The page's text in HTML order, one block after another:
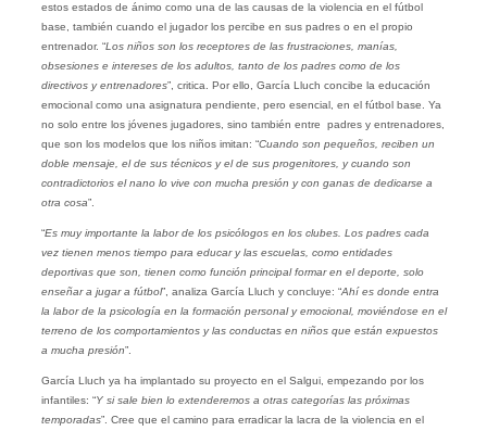
estos estados de ánimo como una de las causas de la violencia en el fútbol
base, también cuando el jugador los percibe en sus padres o en el propio
entrenador. “Los niños son los receptores de las frustraciones, manías,
obsesiones e intereses de los adultos, tanto de los padres como de los
directivos y entrenadores”, critica. Por ello, García Lluch concibe la educación
emocional como una asignatura pendiente, pero esencial, en el fútbol base. Ya
no solo entre los jóvenes jugadores, sino también entre padres y entrenadores,
que son los modelos que los niños imitan: “Cuando son pequeños, reciben un
doble mensaje, el de sus técnicos y el de sus progenitores, y cuando son
contradictorios el nano lo vive con mucha presión y con ganas de dedicarse a
otra cosa”.
“Es muy importante la labor de los psicólogos en los clubes. Los padres cada
vez tienen menos tiempo para educar y las escuelas, como entidades
deportivas que son, tienen como función principal formar en el deporte, solo
enseñar a jugar a fútbol”, analiza García Lluch y concluye: “Ahí es donde entra
la labor de la psicología en la formación personal y emocional, moviéndose en el
terreno de los comportamientos y las conductas en niños que están expuestos
a mucha presión”.
García Lluch ya ha implantado su proyecto en el Salgui, empezando por los
infantiles: “Y si sale bien lo extenderemos a otras categorías las próximas
temporadas”. Cree que el camino para erradicar la lacra de la violencia en el